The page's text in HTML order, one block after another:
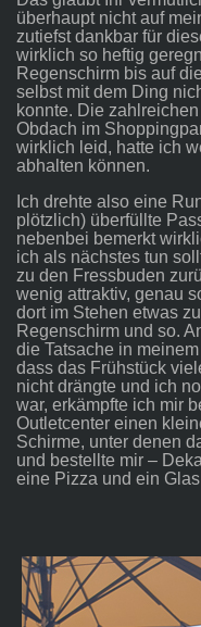
überhaupt nicht auf
zutiefst dankbar für
wirklich so heftig
Regenschirm bis auf
selbst mit dem Ding
konnte. Die
Obdach im
wirklich leid, hatte ich
abhalten können.
Ich drehte also eine
plötzlich) überfüllte
nebenbei bemerkt
ich als nächstes tun
zu den Fressbuden
wenig attraktiv, genau
dort im Stehen etwas
Regenschirm und so.
die Tatsache in
dass das Frühstück
nicht drängte und ich
war, erkämpfte ich mir
Outletcenter einen
Schirme, unter denen
und bestellte mir –
eine Pizza und ein